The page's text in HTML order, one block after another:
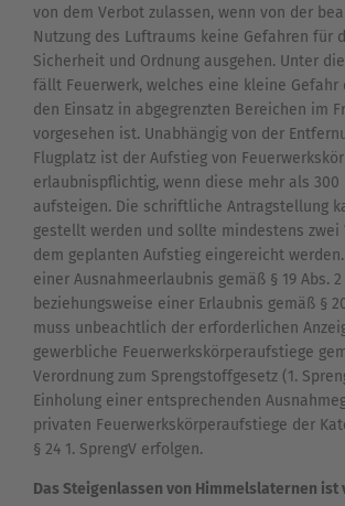
von dem Verbot zulassen, wenn von der
Nutzung des Luftraums keine Gefahren für
Sicherheit und Ordnung ausgehen. Unter
fällt Feuerwerk, welches eine kleine
den Einsatz in abgegrenzten Bereichen im
vorgesehen ist. Unabhängig von der
Flugplatz ist der Aufstieg von
erlaubnispflichtig, wenn diese mehr als 300
aufsteigen. Die schriftliche Antragstellung
gestellt werden und sollte mindestens zwei
dem geplanten Aufstieg eingereicht
einer Ausnahmeerlaubnis gemäß § 19 Abs. 2
beziehungsweise einer Erlaubnis gemäß §
muss unbeachtlich der erforderlichen
gewerbliche Feuerwerkskörperaufstiege
Verordnung zum Sprengstoffgesetz (1.
Einholung einer entsprechenden
privaten Feuerwerkskörperaufstiege der
§ 24 1. SprengV erfolgen.
Das Steigenlassen von Himmelslaternen ist